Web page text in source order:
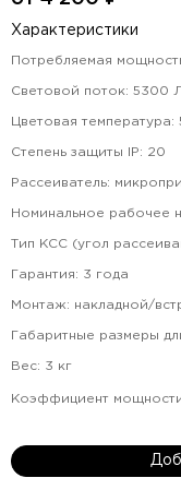
Характеристики
Потребляемая
Световой поток: 5300
Цветовая температура:
Степень защиты IP: 20
Рассеиватель:
Номинальное рабочее
Тип КСС (угол
Гарантия: 3 года
Монтаж: накладной/
Габаритные размеры
Вес: 3 кг
Коэффициент